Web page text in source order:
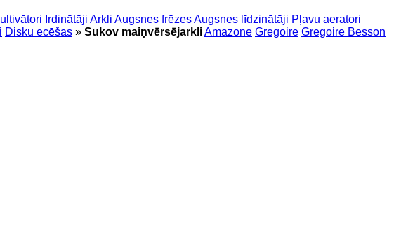
Irdinātāji Arkli Augsnes frēzesAugsnes līdzinātāji Pļavu aeratori
Disku ecēšas » Sukov maiņvērsējarkliAmazone Gregoire Gregoire Besson